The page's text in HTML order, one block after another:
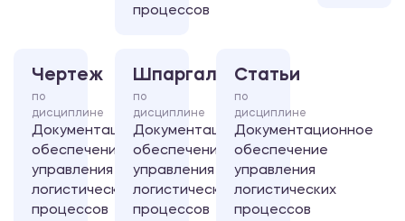
процессов
Чертеж
по
дисциплине
Документационное
обеспечение
управления
логистических
процессов
Шпаргалка
по
дисциплине
Документационное
обеспечение
управления
логистических
процессов
Статьи
по
дисциплине
Документационное
обеспечение
управления
логистических
процессов